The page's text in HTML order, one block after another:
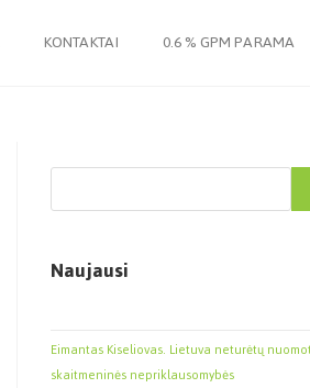
KONTAKTAI 0.6 % GPM PARAMA
Naujausi
Eimantas Kiseliovas. Lietuva neturėtų
skaitmeninės nepriklausomybės